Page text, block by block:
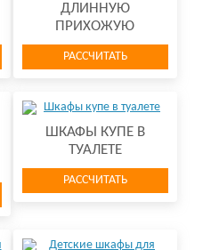
ДЛИННУЮ
ПРИХОЖУЮ
РАССЧИТАТЬ
ШКАФЫ КУПЕ В
ТУАЛЕТЕ
РАССЧИТАТЬ